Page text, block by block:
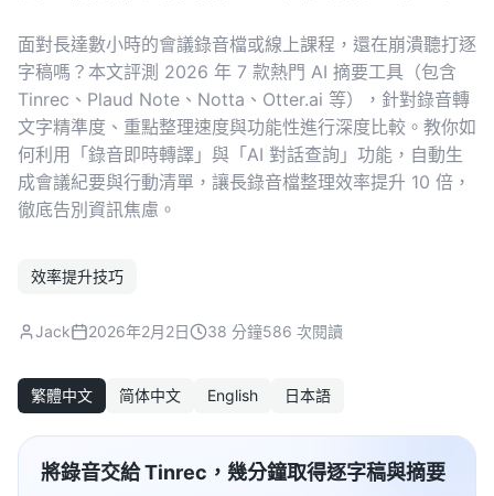
面對長達數小時的會議錄音檔或線上課程，還在崩潰聽打逐
字稿嗎？本文評測 2026 年 7 款熱門 AI 摘要工具（包含
Tinrec、Plaud Note、Notta、Otter.ai 等），針對錄音轉
文字精準度、重點整理速度與功能性進行深度比較。教你如
何利用「錄音即時轉譯」與「AI 對話查詢」功能，自動生
成會議紀要與行動清單，讓長錄音檔整理效率提升 10 倍，
徹底告別資訊焦慮。
效率提升技巧
Jack 2026年2月2日 38 分鐘586 次閱讀
繁體中文 简体中文 English 日本語
將錄音交給 Tinrec，幾分鐘取得逐字稿與摘要